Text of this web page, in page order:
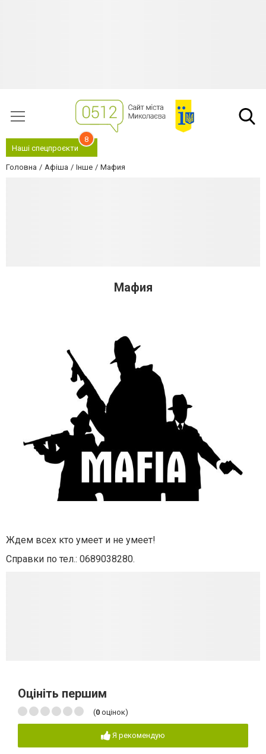
Наші спецпроєкти
8
Головна Афіша Інше Мафия
Мафия
Ждем всех кто умеет и не умеет!
Справки по тел.: 0689038280.
Оцініть першим
(0 оцінок)
Я рекомендую